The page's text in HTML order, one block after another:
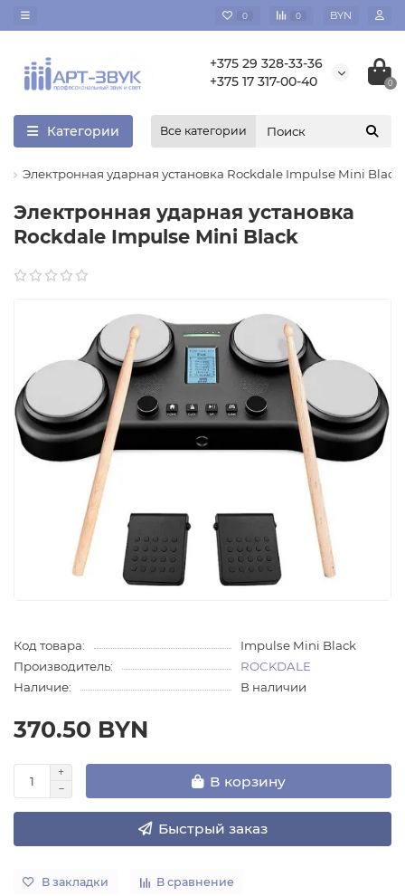
0 0 BYN
+375 29 328-33-36
+375 17 317-00-40
0
Категории Все категории
Электронная ударная установка Rockdale Impulse Mini Black
Электронная ударная установка
Rockdale Impulse Mini Black
Код товара:
Impulse Mini Black
Производитель:
ROCKDALE
Наличие:
В наличии
370.50 BYN
В корзину
Быстрый заказ
В закладки В сравнение